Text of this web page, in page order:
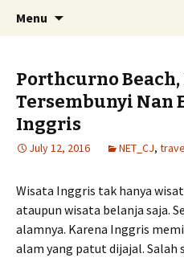
Menu
Porthcurno
Tersembunyi Nan
Inggris
July 12, 2016 NET_CJ,
Wisata Inggris tak hanya
ataupun wisata belanja saja.
alamnya. Karena Inggris
alam yang patut dijajal. Salah